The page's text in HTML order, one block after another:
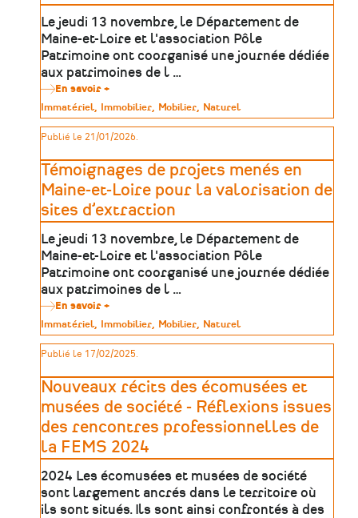
du
novembre
2025
Le jeudi 13 novembre, le Département de
Maine-et-Loire et l'association Pôle
Patrimoine ont coorganisé une journée dédiée
aux patrimoines de l …
En savoir +
Table
ronde
dédiée
à
protection
et
valorisation
des
patrimoines
de
l’extraction
Type
de
patrimoine
Immatériel Immobilier Mobilier Naturel
Publié le 21/01/2026.
Témoignages de projets menés en
Maine-et-Loire pour la valorisation de
sites d’extraction
Le jeudi 13 novembre, le Département de
Maine-et-Loire et l'association Pôle
Patrimoine ont coorganisé une journée dédiée
aux patrimoines de l …
En savoir +
Témoignages
de
projets
menés
Maine-
et-
Loire
pour
la
valorisation
de
sites
d’extraction
Type
de
patrimoine
Immatériel Immobilier Mobilier Naturel
Publié le 17/02/2025.
Nouveaux récits des écomusées et
musées de société - Réflexions issues
des rencontres professionnelles de
la FEMS 2024
2024 Les écomusées et musées de société
sont largement ancrés dans le territoire où
ils sont situés. Ils sont ainsi confrontés à des